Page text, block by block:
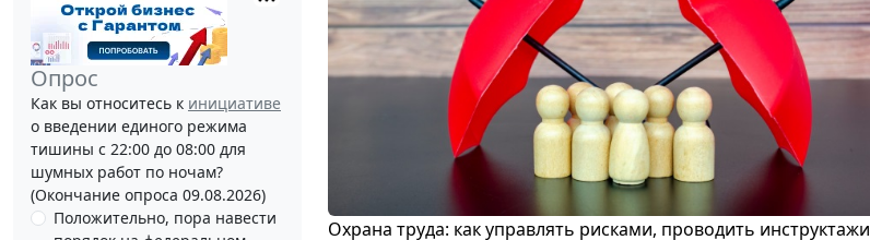
Опрос
Как вы относитесь к инициативе
о введении единого режима
тишины с 22:00 до 08:00 для
шумных работ по ночам?
(Окончание опроса 09.08.2026)
Положительно, пора навести
Охрана труда: как управлять рисками, проводить инструктажи